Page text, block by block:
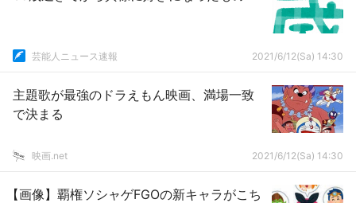
芸能人ニュース速報 2021/6/12(Sa) 14:30
主題歌が最強のドラえもん映画、満場一致
で決まる
映画.net 2021/6/12(Sa) 14:30
【画像】覇権ソシャゲFGOの新キャラがこち